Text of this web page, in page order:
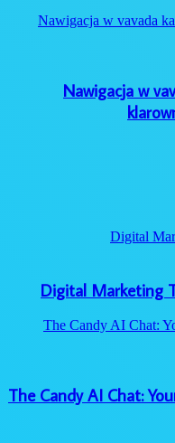
Nawigacja w vavada
Nawigacja w
Digital
Digital Marketing
The Candy AI Chat:
The Candy AI Chat: